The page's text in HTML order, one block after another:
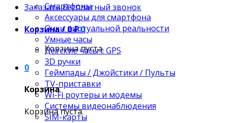
Заказать бесплатный звонок
Корзина /0₽0
Корзина пуста.
0
Корзина
Корзина пуста.
Смартфоны
Аксессуары для смартфона
Очки виртуальной реальности
Умные часы
Детские часы с GPS
3D ручки
Геймпады / Джойстики / Пульты
TV-приставки
Wi-Fi роутеры и модемы
Системы видеонаблюдения
SIM-карты